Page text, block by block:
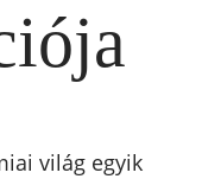
világ egyik